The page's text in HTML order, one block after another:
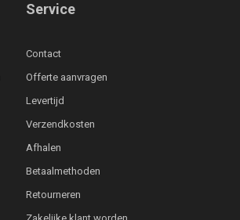
Service
Contact
Offerte aanvragen
Levertijd
Verzendkosten
Afhalen
Betaalmethoden
Retourneren